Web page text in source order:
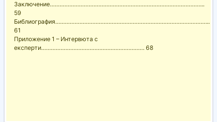
Заключение…………………………………………………………………………………...
59
Библиография…………………………………………………………………………………...
61
Приложение 1 – Интервюта с
експерти………………………………………………………. 68